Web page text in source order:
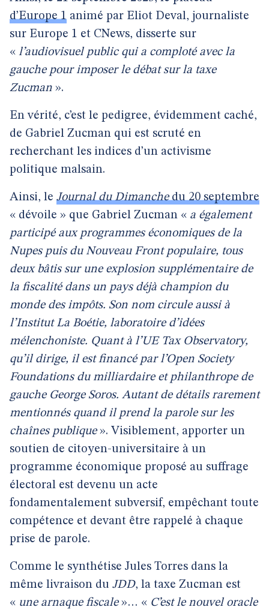
d’Europe 1 animé par Eliot Deval, journaliste
sur Europe 1 et CNews, disserte sur
« l’audiovisuel public qui a comploté avec la
gauche pour imposer le débat sur la taxe
Zucman ».
En vérité, c’est le pedigree, évidemment caché,
de Gabriel Zucman qui est scruté en
recherchant les indices d’un activisme
politique malsain.
Ainsi, le Journal du Dimanchedu 20 septembre
« dévoile » que Gabriel Zucman « a également
participé aux programmes économiques de la
Nupes puis du Nouveau Front populaire, tous
deux bâtis sur une explosion supplémentaire de
la fiscalité dans un pays déjà champion du
monde des impôts. Son nom circule aussi à
l’Institut La Boétie, laboratoire d’idées
mélenchoniste. Quant à l’UE Tax Observatory,
qu’il dirige, il est financé par l’Open Society
Foundations du milliardaire et philanthrope de
gauche George Soros. Autant de détails rarement
mentionnés quand il prend la parole sur les
chaînes publique». Visiblement, apporter un
soutien de citoyen-universitaire à un
programme économique proposé au suffrage
électoral est devenu un acte
fondamentalement subversif, empêchant toute
compétence et devant être rappelé à chaque
prise de parole.
Comme le synthétise Jules Torres dans la
même livraison du JDD, la taxe Zucman est
« une arnaque fiscale»… « C’est le nouvel oracle